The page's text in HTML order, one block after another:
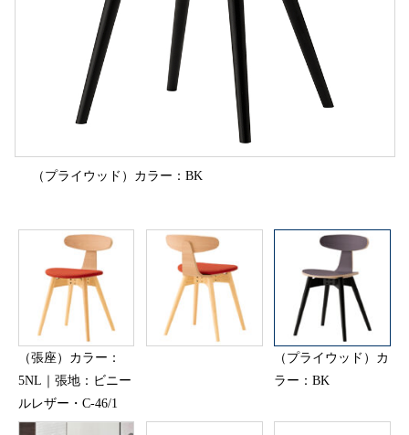
（プライウッド）カラー：BK
（張座）カラー：
5NL｜張地：ビニー
ルレザー・C-46/1
（プライウッド）カ
ラー：BK